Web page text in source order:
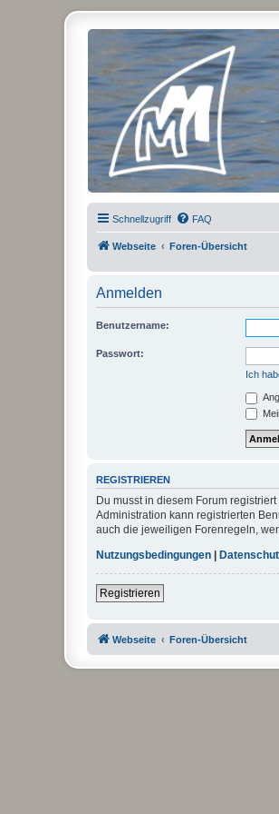
Micro Magic Forum
Schnellzugriff FAQ
Webseite Foren-Übersicht
Anmelden
Benutzername:
Passwort:
Ich
REGISTRIEREN
Du musst in diesem Forum
Administration kann registrierten
auch die jeweiligen Forenregeln,
Nutzungsbedingungen |
Registrieren
Webseite Foren-Übersicht